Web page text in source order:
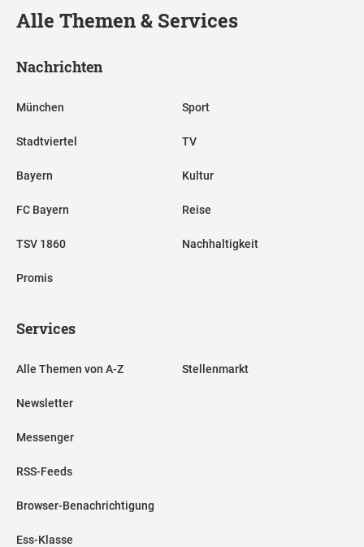
Alle Themen & Services
Nachrichten
München
Stadtviertel
Bayern
FC Bayern
TSV 1860
Promis
Sport
TV
Kultur
Reise
Nachhaltigkeit
Services
Alle Themen von A-Z
Newsletter
Messenger
RSS-Feeds
Browser-Benachrichtigung
Ess-Klasse
Stellenmarkt